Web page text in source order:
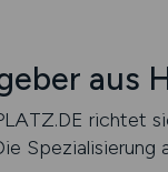
aus
richtet